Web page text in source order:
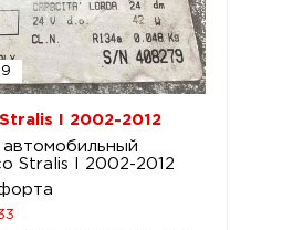
I 2002-2012
Stralis I 2002-2012